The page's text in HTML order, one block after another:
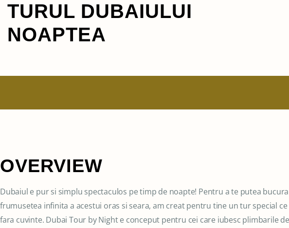
TURUL DUBAIULUI
NOAPTEA
OVERVIEW
Dubaiul e pur si simplu spectaculos pe timp de noapte! Pentru a te putea
frumusetea infinita a acestui oras si seara, am creat pentru tine un tur special ce
fara cuvinte. Dubai Tour by Night e conceput pentru cei care iubesc plimbarile